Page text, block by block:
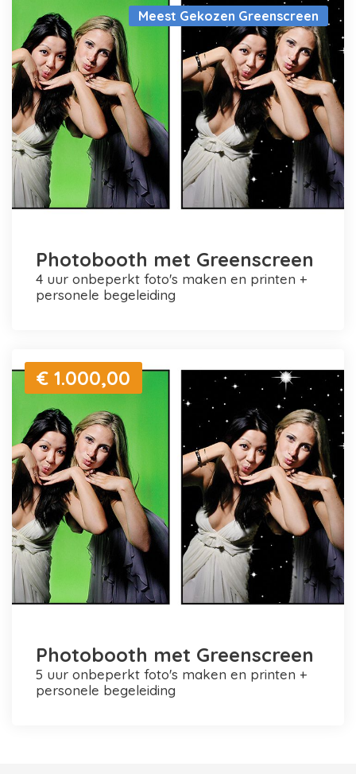
Meest Gekozen Greenscreen
Photobooth met Greenscreen
4 uur onbeperkt foto's maken en printen +
personele begeleiding
€ 1.000,00
Photobooth met Greenscreen
5 uur onbeperkt foto's maken en printen +
personele begeleiding